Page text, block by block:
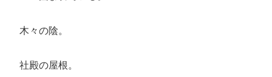
木々の陰。
社殿の屋根。